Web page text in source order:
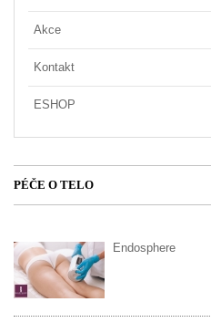
Akce
Kontakt
ESHOP
PÉČE O TELO
Endosphere